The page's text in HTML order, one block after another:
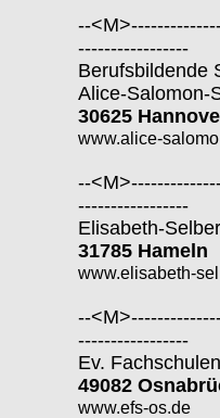
--
-----------------
Berufsbildende
Alice-Salomon-
30625
www.alice-
--
-----------------
Elisabeth-
31785 Hameln
www.elisabeth-
--
-----------------
Ev.
49082
www.efs-os.de